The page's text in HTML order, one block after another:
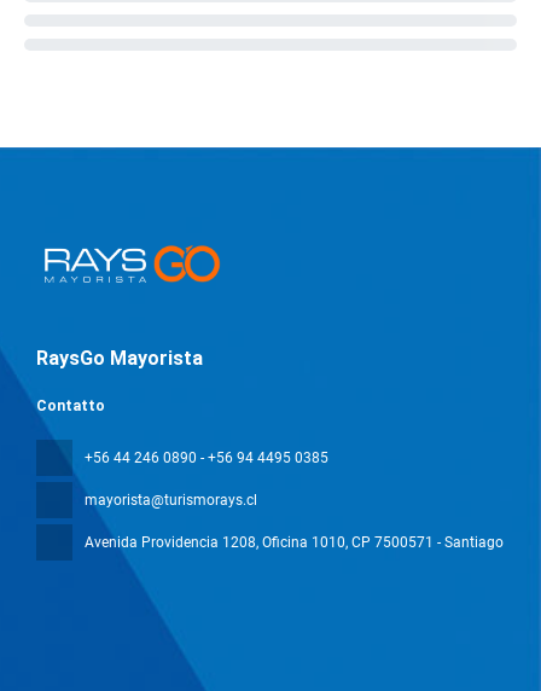
RaysGo Mayorista
Contatto
+56 44 246 0890 - +56 94 4495 0385
mayorista@turismorays.cl
Avenida Providencia 1208, Oficina 1010, CP 7500571 - Santiago